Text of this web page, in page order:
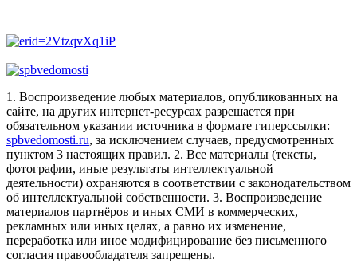
1. Воспроизведение любых материалов, опубликованных на
сайте, на других интернет-ресурсах разрешается при
обязательном указании источника в формате гиперссылки:
spbvedomosti.ru, за исключением случаев, предусмотренных
пунктом 3 настоящих правил. 2. Все материалы (тексты,
фотографии, иные результаты интеллектуальной
деятельности) охраняются в соответствии с законодательством
об интеллектуальной собственности. 3. Воспроизведение
материалов партнёров и иных СМИ в коммерческих,
рекламных или иных целях, а равно их изменение,
переработка или иное модифицирование без письменного
согласия правообладателя запрещены.